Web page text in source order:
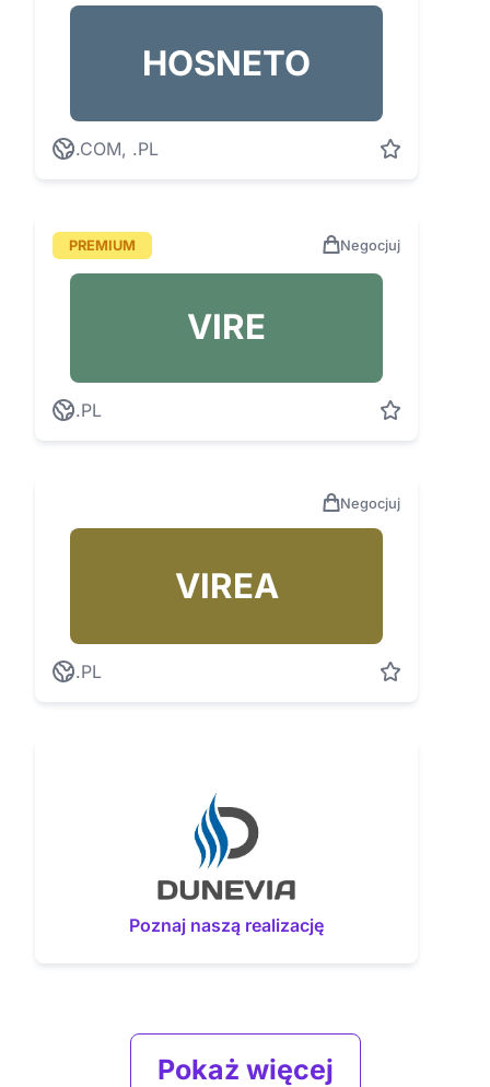
HOSNETO
.COM, .PL
PREMIUM Negocjuj
VIRE
.PL
Negocjuj
VIREA
.PL
Poznaj naszą realizację
Pokaż więcej